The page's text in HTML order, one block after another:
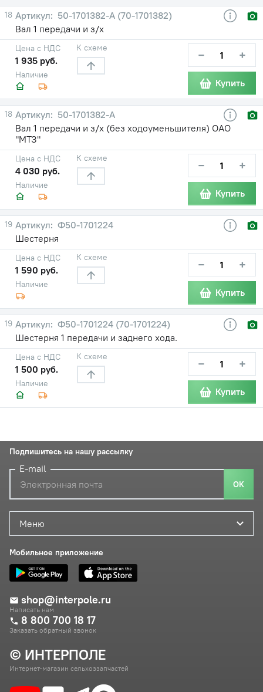
18
50-1701382-А (70-1701382)
Вал 1 передачи и з/х
Наличие
Цена с НДС
1 935 руб.
К схеме − +
Купить
18
50-1701382-А
Вал 1 передачи и з/х (без ходоуменьшителя) ОАО
"МТЗ"
Наличие
Цена с НДС
4 030 руб.
К схеме − +
Купить
19
Ф50-1701224
Шестерня
Наличие
Цена с НДС
1 590 руб.
К схеме − +
Купить
19
Ф50-1701224 (70-1701224)
Шестерня 1 передачи и заднего хода.
Наличие
Цена с НДС
1 500 руб.
К схеме − +
Купить
© ИНТЕРПОЛЕ
Интернет-магазин сельхоззапчастей
Меню
Мобильное приложение
shop@interpole.ru
Написать нам
8 800 700 18 17
Заказать обратный звонок
Подпишитесь на нашу рассылку
E-mail
ОК